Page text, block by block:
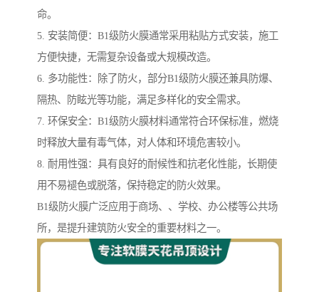
命。
5. 安装简便：B1级防火膜通常采用粘贴方式安装，施工
方便快捷，无需复杂设备或大规模改造。
6. 多功能性：除了防火，部分B1级防火膜还兼具防爆、
隔热、防眩光等功能，满足多样化的安全需求。
7. 环保安全：B1级防火膜材料通常符合环保标准，燃烧
时释放大量有毒气体，对人体和环境危害较小。
8. 耐用性强：具有良好的耐候性和抗老化性能，长期使
用不易褪色或脱落，保持稳定的防火效果。
B1级防火膜广泛应用于商场、、学校、办公楼等公共场
所，是提升建筑防火安全的重要材料之一。